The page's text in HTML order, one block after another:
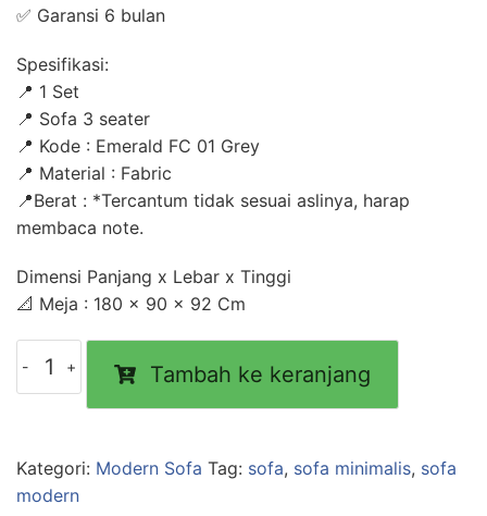
✅ Garansi 6 bulan
Spesifikasi:
📍 1 Set
📍 Sofa 3 seater
📍 Kode : Emerald FC 01 Grey
📍 Material : Fabric
📍Berat : *Tercantum tidak sesuai aslinya, harap
membaca note.
Dimensi Panjang x Lebar x Tinggi
📐 Meja : 180 x 90 x 92 Cm
Sofa
3
Seater
Tambah ke keranjang
Kategori: Modern Sofa Tag: sofa, sofa minimalis, sofa
modern